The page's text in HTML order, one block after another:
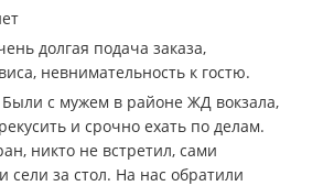
долгая подача заказа,
невнимательность к гостю.
Были с мужем в районе ЖД вокзала,
и срочно ехать по делам.
никто не встретил, сами
сели за стол. На нас обратили